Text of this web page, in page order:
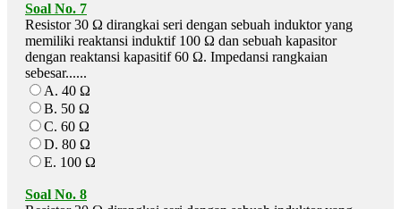
Soal No. 7
Resistor 30 Ω dirangkai seri dengan sebuah induktor yang
memiliki reaktansi induktif 100 Ω dan sebuah kapasitor
dengan reaktansi kapasitif 60 Ω. Impedansi rangkaian
sebesar......
A. 40 Ω
B. 50 Ω
C. 60 Ω
D. 80 Ω
E. 100 Ω
Soal No. 8